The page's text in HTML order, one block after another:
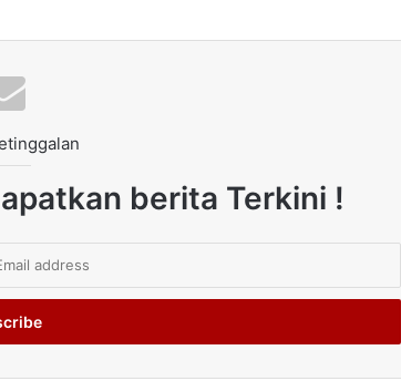
berita Terkini !